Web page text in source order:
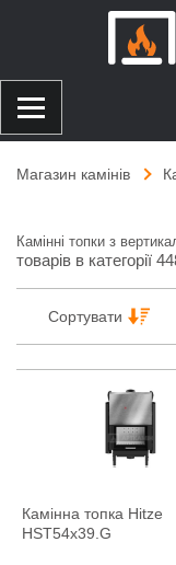
Магазин камінів
Камінні топки з
товарів в категорії
Сортувати
Камінна топка Hitze
HST54x39.G